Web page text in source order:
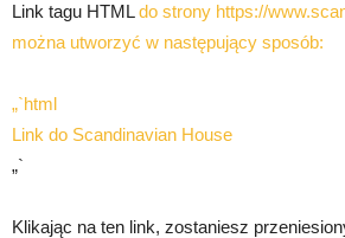
Link tagu HTMLdo strony https://
można utworzyć w następujący sposób:
„`html
Link do Scandinavian House
„`
Klikając na ten link, zostaniesz